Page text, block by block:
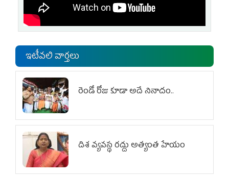
ఇటీవలి వార్తలు
రెండో రోజు కూడా అదే నినాదం..
దిశ వ్యవస్థ రద్దు అత్యంత హేయం